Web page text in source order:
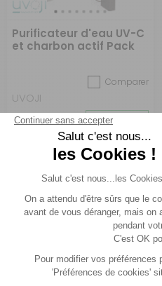
Purificateur d'eau UV-C
et charbon actif Pack
Comparer
UVOJI
Réf : 028545 EN STOCK
ACHETER 999 €